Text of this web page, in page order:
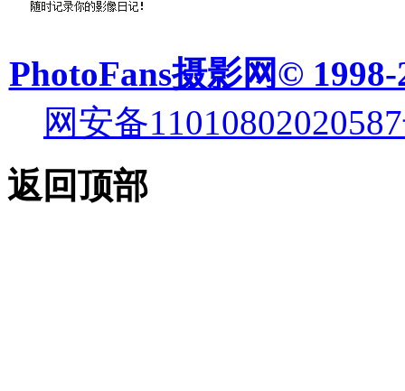
PhotoFans摄影网© 1998-
网安备
返回顶部